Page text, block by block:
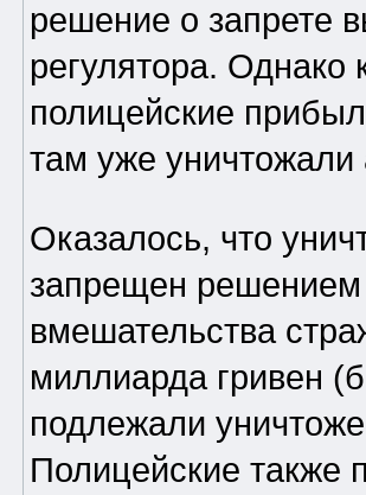
решение о запрете
регулятора. Однако
полицейские
там уже уничтожали
Оказалось, что
запрещен решением
вмешательства
миллиарда гривен
подлежали
Полицейские также